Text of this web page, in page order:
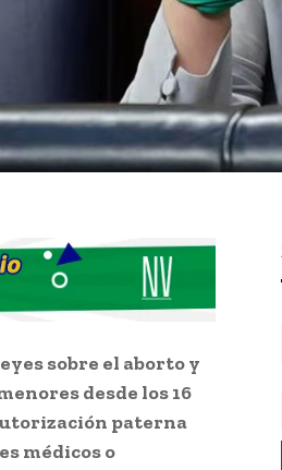
sobre el aborto y
desde los 16
paterna
médicos o